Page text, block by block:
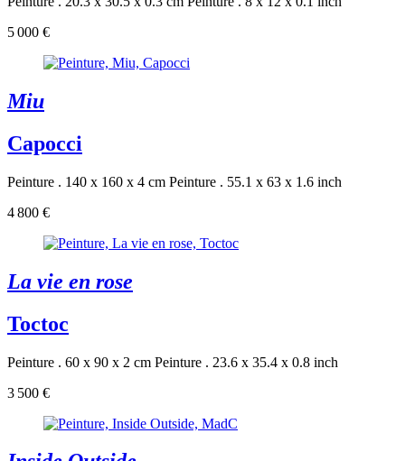
5 000 €
Miu
Capocci
Peinture . 140 x 160 x 4 cm Peinture . 55.1 x 63 x 1.6 inch
4 800 €
La vie en rose
Toctoc
Peinture . 60 x 90 x 2 cm Peinture . 23.6 x 35.4 x 0.8 inch
3 500 €